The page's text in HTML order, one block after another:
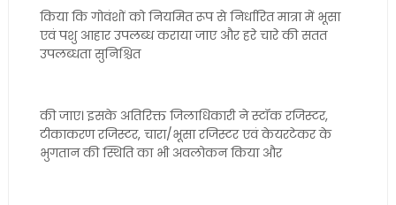
किया कि गोवंशों को नियमित रूप से निर्धारित मात्रा में भूसा
एवं पशु आहार उपलब्ध कराया जाए और हरे चारे की सतत
उपलब्धता सुनिश्चित
की जाए। इसके अतिरिक्त जिलाधिकारी ने स्टॉक रजिस्टर,
टीकाकरण रजिस्टर, चारा/भूसा रजिस्टर एवं केयरटेकर के
भुगतान की स्थिति का भी अवलोकन किया और